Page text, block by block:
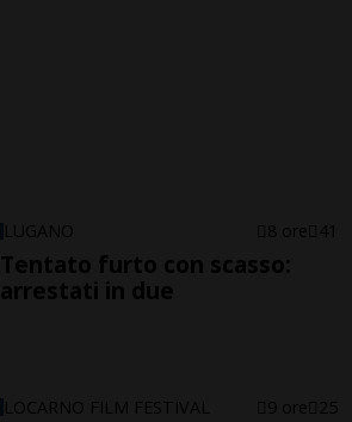
LUGANO 8 ore 41
Tentato furto con scasso:
arrestati in due
LOCARNO FILM FESTIVAL 9 ore 25